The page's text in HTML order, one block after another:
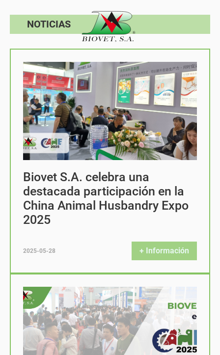
NOTICIAS
Biovet S.A. celebra una
destacada participación en la
China Animal Husbandry Expo
2025
2025-05-28 + Información